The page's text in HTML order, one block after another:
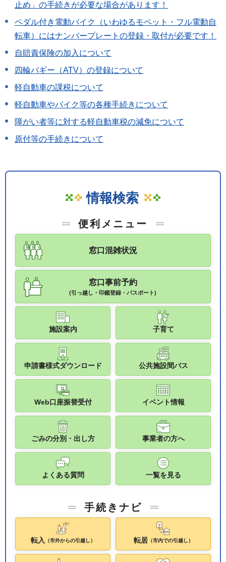
止め」の手続きが必要な場合があります！
ペダル付き電動バイク（いわゆるモペット・フル電動自
転車）にはナンバープレートの登録・取付が必要です！
自賠責保険の加入について
四輪バギー（ATV）の登録について
軽自動車の課税について
軽自動車やバイク等の各種手続きについて
障がい者等に対する軽自動車税の減免について
原付等の手続きについて
情報検索
便利メニュー
窓口混雑状況
窓口事前予約
(引っ越し・印鑑登録・パスポート)
施設案内 子育て
申請書様式ダウンロード 公共施設間バス
Web口座振替受付 イベント情報
ごみの分別・出し方 事業者の方へ
よくある質問 一覧を見る
手続きナビ
転入 （市外からの引越し） 転居（市内での引越し）